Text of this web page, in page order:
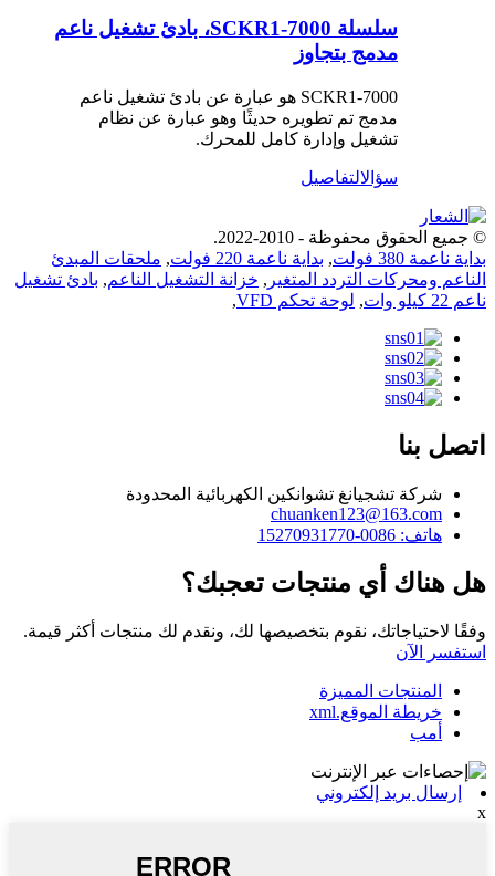
سلسلة SCKR1-7000، بادئ تشغيل ناعم
مدمج بتجاوز
SCKR1-7000 هو عبارة عن بادئ تشغيل ناعم
مدمج تم تطويره حديثًا وهو عبارة عن نظام
تشغيل وإدارة كامل للمحرك.
سؤالالتفاصيل
© جميع الحقوق محفوظة - 2010-2022.
بداية ناعمة 380 فولت
, بداية ناعمة 220 فولت , ملحقات المبدئ
الناعم ومحركات التردد المتغير , خزانة التشغيل الناعم, بادئ تشغيل
ناعم 22 كيلو وات
, لوحة تحكم VFD ,
اتصل بنا
شركة تشجيانغ تشوانكين الكهربائية المحدودة
chuanken123@163.com
هاتف: 0086-15270931770
هل هناك أي منتجات تعجبك؟
وفقًا لاحتياجاتك، نقوم بتخصيصها لك، ونقدم لك منتجات أكثر قيمة.
استفسر الآن
المنتجات المميزة
خريطة الموقع.xml
أمب
إرسال بريد إلكتروني
x